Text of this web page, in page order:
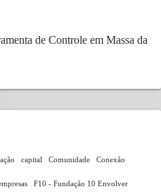
de Controle em Massa da
capital Comunidade Conexão
F10 - Fundação 10 Envolver